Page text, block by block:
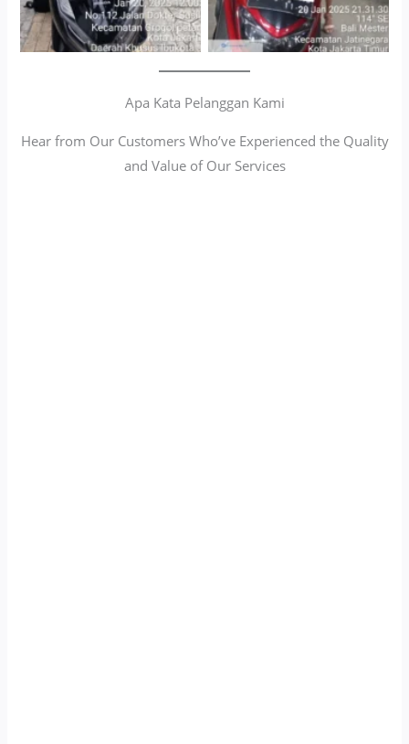
Apa Kata Pelanggan Kami
Hear from Our Customers Who’ve Experienced the Quality
and Value of Our Services